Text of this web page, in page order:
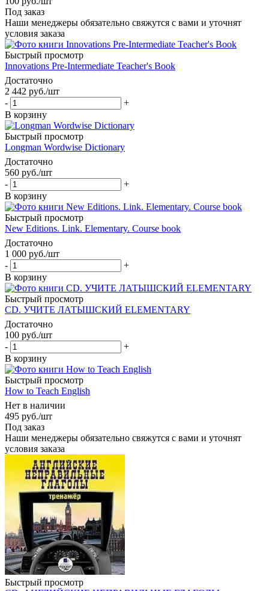
Под заказ
Наши менеджеры обязательно свяжутся с вами и уточнят
условия заказа
Быстрый просмотр
Innovations Pre-Intermediate Teacher's Book
Достаточно
2 442 руб./шт
-
+
В корзину
Быстрый просмотр
Longman Wordwise Dictionary
Достаточно
560 руб./шт
-
+
В корзину
Быстрый просмотр
New Editions. Link. Elementary. Course book
Достаточно
1 000 руб./шт
-
+
В корзину
Быстрый просмотр
CD. УЧИТЕ ЛАТЫШСКИЙ ELEMENTARY
Достаточно
100 руб./шт
-
+
В корзину
Быстрый просмотр
How to Teach English
Нет в наличии
495 руб./шт
Под заказ
Наши менеджеры обязательно свяжутся с вами и уточнят
условия заказа
Быстрый просмотр